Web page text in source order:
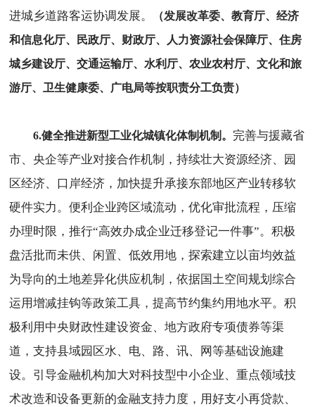
进城乡道路客运协调发展。
（发展改革委、教育厅、经济
和信息化厅、民政厅、财政厅、人力资源社会保障厅、住房
城乡建设厅、交通运输厅、水利厅、农业农村厅、文化和旅
游厅、卫生健康委、广电局等按职责分工负责）
6.健全推进新型工业化城镇化体制机制。 完善与援藏省
市、央企等产业对接合作机制，持续壮大资源经济、园
区经济、口岸经济，加快提升承接东部地区产业转移软
硬件实力。便利企业跨区域流动，优化审批流程，压缩
办理时限，推行“高效办成企业迁移登记一件事”。积极
盘活批而未供、闲置、低效用地，探索建立以亩均效益
为导向的土地差异化供应机制，依据国土空间规划综合
运用增减挂钩等政策工具，提高节约集约用地水平。积
极利用中央财政性建设资金、地方政府专项债券等渠
道，支持县域园区水、电、路、讯、网等基础设施建
设。引导金融机构加大对科技型中小企业、重点领域技
术改造和设备更新的金融支持力度，用好支小再贷款、